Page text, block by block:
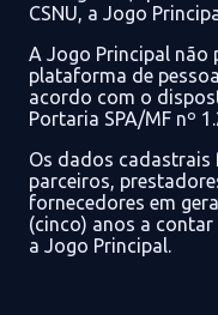
CSNU, a Jogo
A Jogo Principal não
plataforma de
acordo com o
Portaria SPA/MF nº
Os dados cadastrais
parceiros,
fornecedores em
(cinco) anos a
a Jogo Principal.